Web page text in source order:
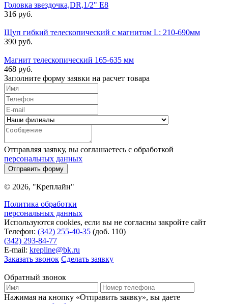
Головка звездочка,DR,1/2" Е8
316 руб.
Щуп гибкий телескопический с магнитом L: 210-690мм
390 руб.
Магнит телескопический 165-635 мм
468 руб.
Заполните форму заявки на расчет товара
Отправляя заявку, вы соглашаетесь с обработкой
персональных данных
Отправить форму
© 2026, "Креплайн"
Политика обработки
персональных данных
Используются cookies, если вы не согласны закройте сайт
Телефон: (342) 255-40-35 (доб. 110)
(342) 293-84-77
E-mail: krepline@bk.ru
Заказать звонок Сделать заявку
Обратный звонок
Нажимая на кнопку «Отправить заявку», вы даете